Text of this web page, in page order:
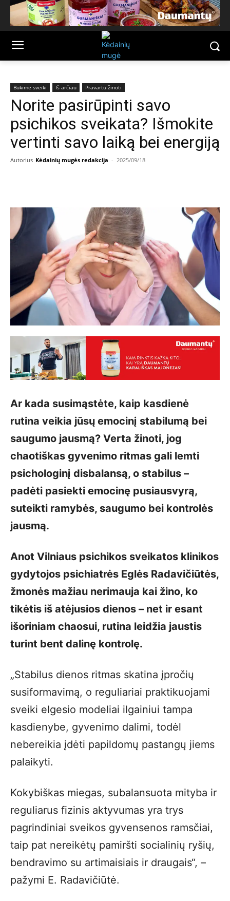
Būkime sveiki Iš arčiau Pravartu žinoti
Norite pasirūpinti savo
psichikos sveikata? Išmokite
vertinti savo laiką bei energiją
Autorius Kėdainių mugės redakcija - 2025/09/18
Ar kada susimąstėte, kaip kasdienė
rutina veikia jūsų emocinį stabilumą bei
saugumo jausmą? Verta žinoti, jog
chaotiškas gyvenimo ritmas gali lemti
psichologinį disbalansą, o stabilus –
padėti pasiekti emocinę pusiausvyrą,
suteikti ramybės, saugumo bei kontrolės
jausmą.
Anot Vilniaus psichikos sveikatos klinikos
gydytojos psichiatrės Eglės Radavičiūtės,
žmonės mažiau nerimauja kai žino, ko
tikėtis iš atėjusios dienos – net ir esant
išoriniam chaosui, rutina leidžia jaustis
turint bent dalinę kontrolę.
„Stabilus dienos ritmas skatina įpročių
susiformavimą, o reguliariai praktikuojami
sveiki elgesio modeliai ilgainiui tampa
kasdienybe, gyvenimo dalimi, todėl
nebereikia įdėti papildomų pastangų jiems
palaikyti.
Kokybiškas miegas, subalansuota mityba ir
reguliarus fizinis aktyvumas yra trys
pagrindiniai sveikos gyvensenos ramsčiai,
taip pat nereikėtų pamiršti socialinių ryšių,
bendravimo su artimaisiais ir draugais“, –
pažymi E. Radavičiūtė.